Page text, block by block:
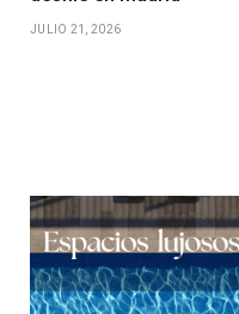
JULIO 21, 2026